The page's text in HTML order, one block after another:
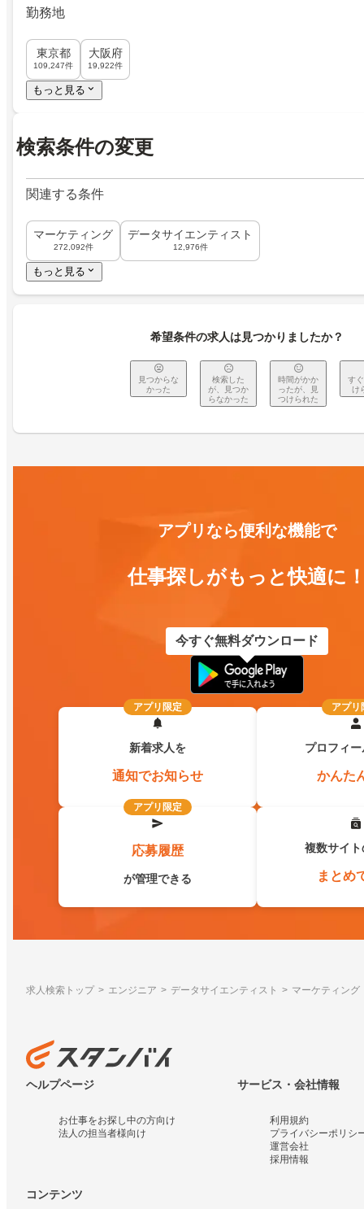
勤務地
東京都
109,247件
大阪府
19,922件
もっと見る
検索条件の変更
関連する条件
マーケティング
272,092件
データサイエンティスト
12,976件
もっと見る
希望条件の求人は見つかりましたか？
見つからな
かった
検索した
が、見つか
らなかった
時間がかか
ったが、見
つけられた
す
け
アプリなら便利な機能で
仕事探しがもっと快適に
今すぐ無料ダウンロード
アプリ限定
新着求人を
通知でお知らせ
アプリ
プロフィ
かんた
アプリ限定
応募履歴
が管理できる
複数サイ
まとめ
求人検索トップ エンジニア データサイエンティスト マーケティング
ヘルプページ
お仕事をお探し中の方向け
法人の担当者様向け
サービス・会社情報
利用規約
プライバシーポリシ
運営会社
採用情報
コンテンツ